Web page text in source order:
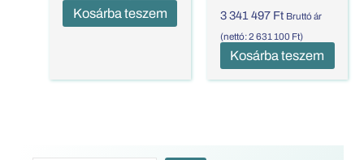
Kosárba teszem 3 341 497 Ft Bruttó ár
(nettó:2 631 100 Ft)
Kosárba teszem